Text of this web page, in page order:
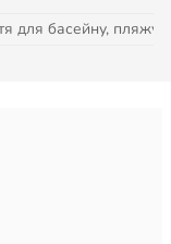
для басейну, пляжу,